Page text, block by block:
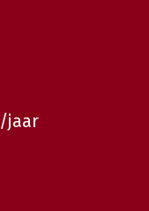
/jaar